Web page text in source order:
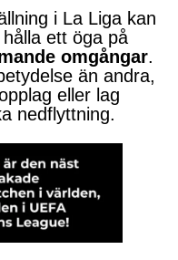
i La Liga kan
ett öga på
omgångar.
än andra,
eller lag
nedflyttning.